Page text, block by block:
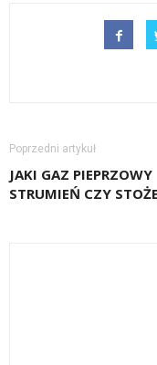
Poprzedni artykuł
JAKI GAZ PIEPRZOWY
STRUMIEŃ CZY